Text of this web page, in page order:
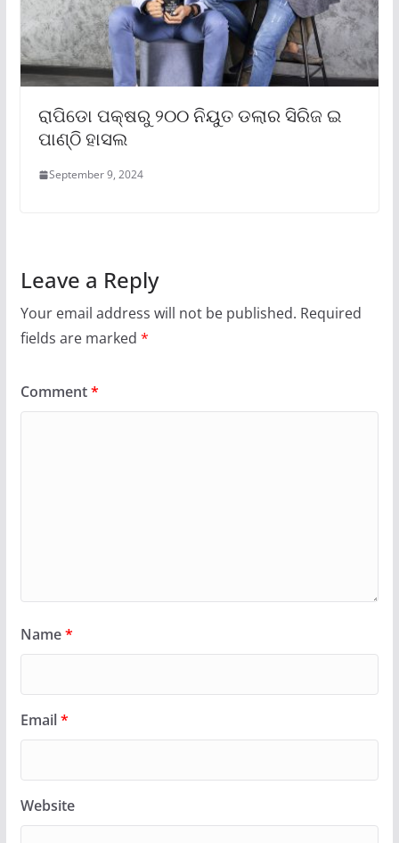
ରାପିଡୋ ପକ୍ଷରୁ ୨୦୦ ନିୟୁତ ଡଲାର ସିରିଜ ଇ
ପାଣ୍ଠି ହାସଲ
September 9, 2024
Leave a Reply
Your email address will not be published. Required
fields are marked *
Comment*
Name*
Email*
Website